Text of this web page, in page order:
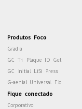
Produtos Foco
Gradia
GC Tri Plaque ID Gel
GC Initial LiSi Press
G-aenial Universal Flo
Fique conectado
Corporativo